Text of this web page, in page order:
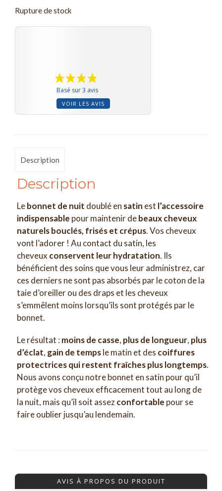
Rupture de stock
Basé sur 3 avis
VOIR LES AVIS
Description
Description
Lebonnet de nuit doublé en satin est l’accessoire
indispensable pour maintenir debeaux cheveux
naturels bouclés, frisés et crépus. Vos cheveux
vont l’adorer ! Au contact du satin, les
cheveux conservent leur hydratation. Ils
bénéficient des soins que vous leur administrez, car
ces derniers ne sont pas absorbés par le coton de la
taie d’oreiller ou des draps et les cheveux
s’emmêlent moins lorsqu’ils sont protégés par le
bonnet.
Le résultat : moins de casse, plus de longueur, plus
d’éclat, gain de tempsle matin et des coiffures
protectrices qui restent fraîches plus longtemps.
Nous avons conçu notre bonnet en satin pour qu’il
protège vos cheveux efficacement tout au long de
la nuit, mais qu’il soit assezconfortable pour se
faire oublier jusqu’au lendemain.
AVIS À PROPOS DU PRODUIT